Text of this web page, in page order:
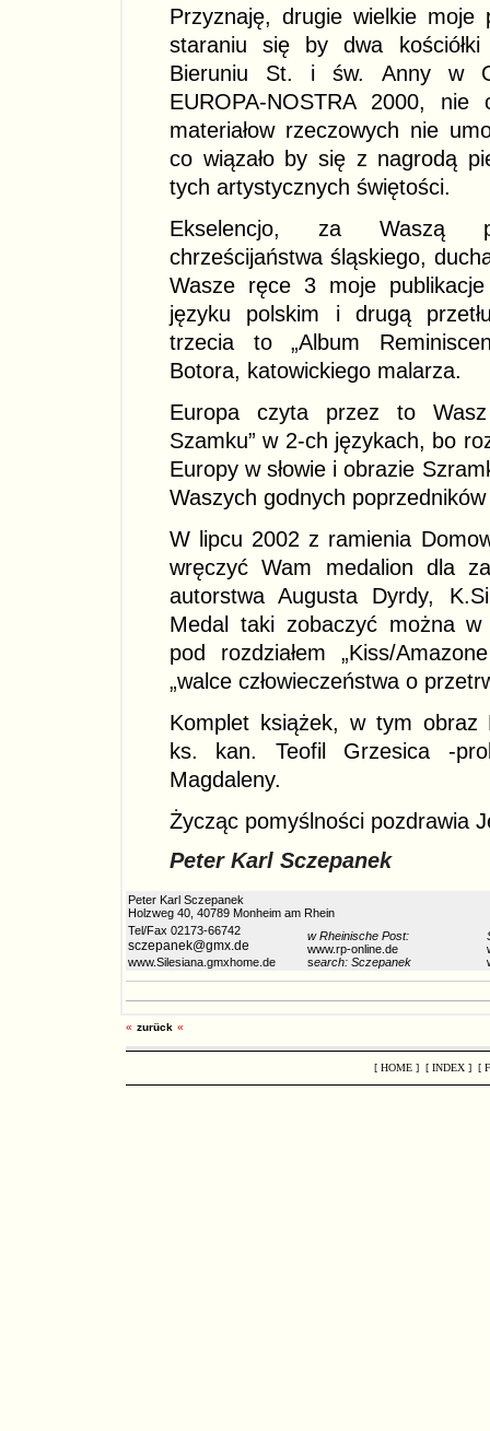
Przyznaję, drugie wielkie
staraniu się by dwa
Bieruniu St. i św. Anny w
EUROPA-NOSTRA 2000, nie
materiałow rzeczowych nie
co wiązało by się z nagrodą
tych artystycznych świętości.
Ekselencjo, za Waszą
chrześcijaństwa śląskiego,
Wasze ręce 3 moje
języku polskim i drugą
trzecia to „Album
Botora, katowickiego malarza.
Europa czyta przez to
Szamku” w 2-ch językach, bo
Europy w słowie i obrazie
Waszych godnych
W lipcu 2002 z ramienia
wręczyć Wam medalion dla
autorstwa Augusta Dyrdy,
Medal taki zobaczyć można
pod rozdziałem „Kiss/
„walce człowieczeństwa o
Komplet książek, w tym obraz
ks. kan. Teofil Grzesica -
Magdaleny.
Życząc pomyślności pozdrawia
Peter Karl Sczepanek
Peter Karl Sczepanek
Holzweg 40, 40789 Monheim am Rhein
Tel/Fax 02173-66742
sczepanek@gmx.de
www.Silesiana.gmxhome.de
w Rheinische Post:
www.rp-online.de
search: Sczepanek
« zurück «
[ HOME ] [ INDEX ] [